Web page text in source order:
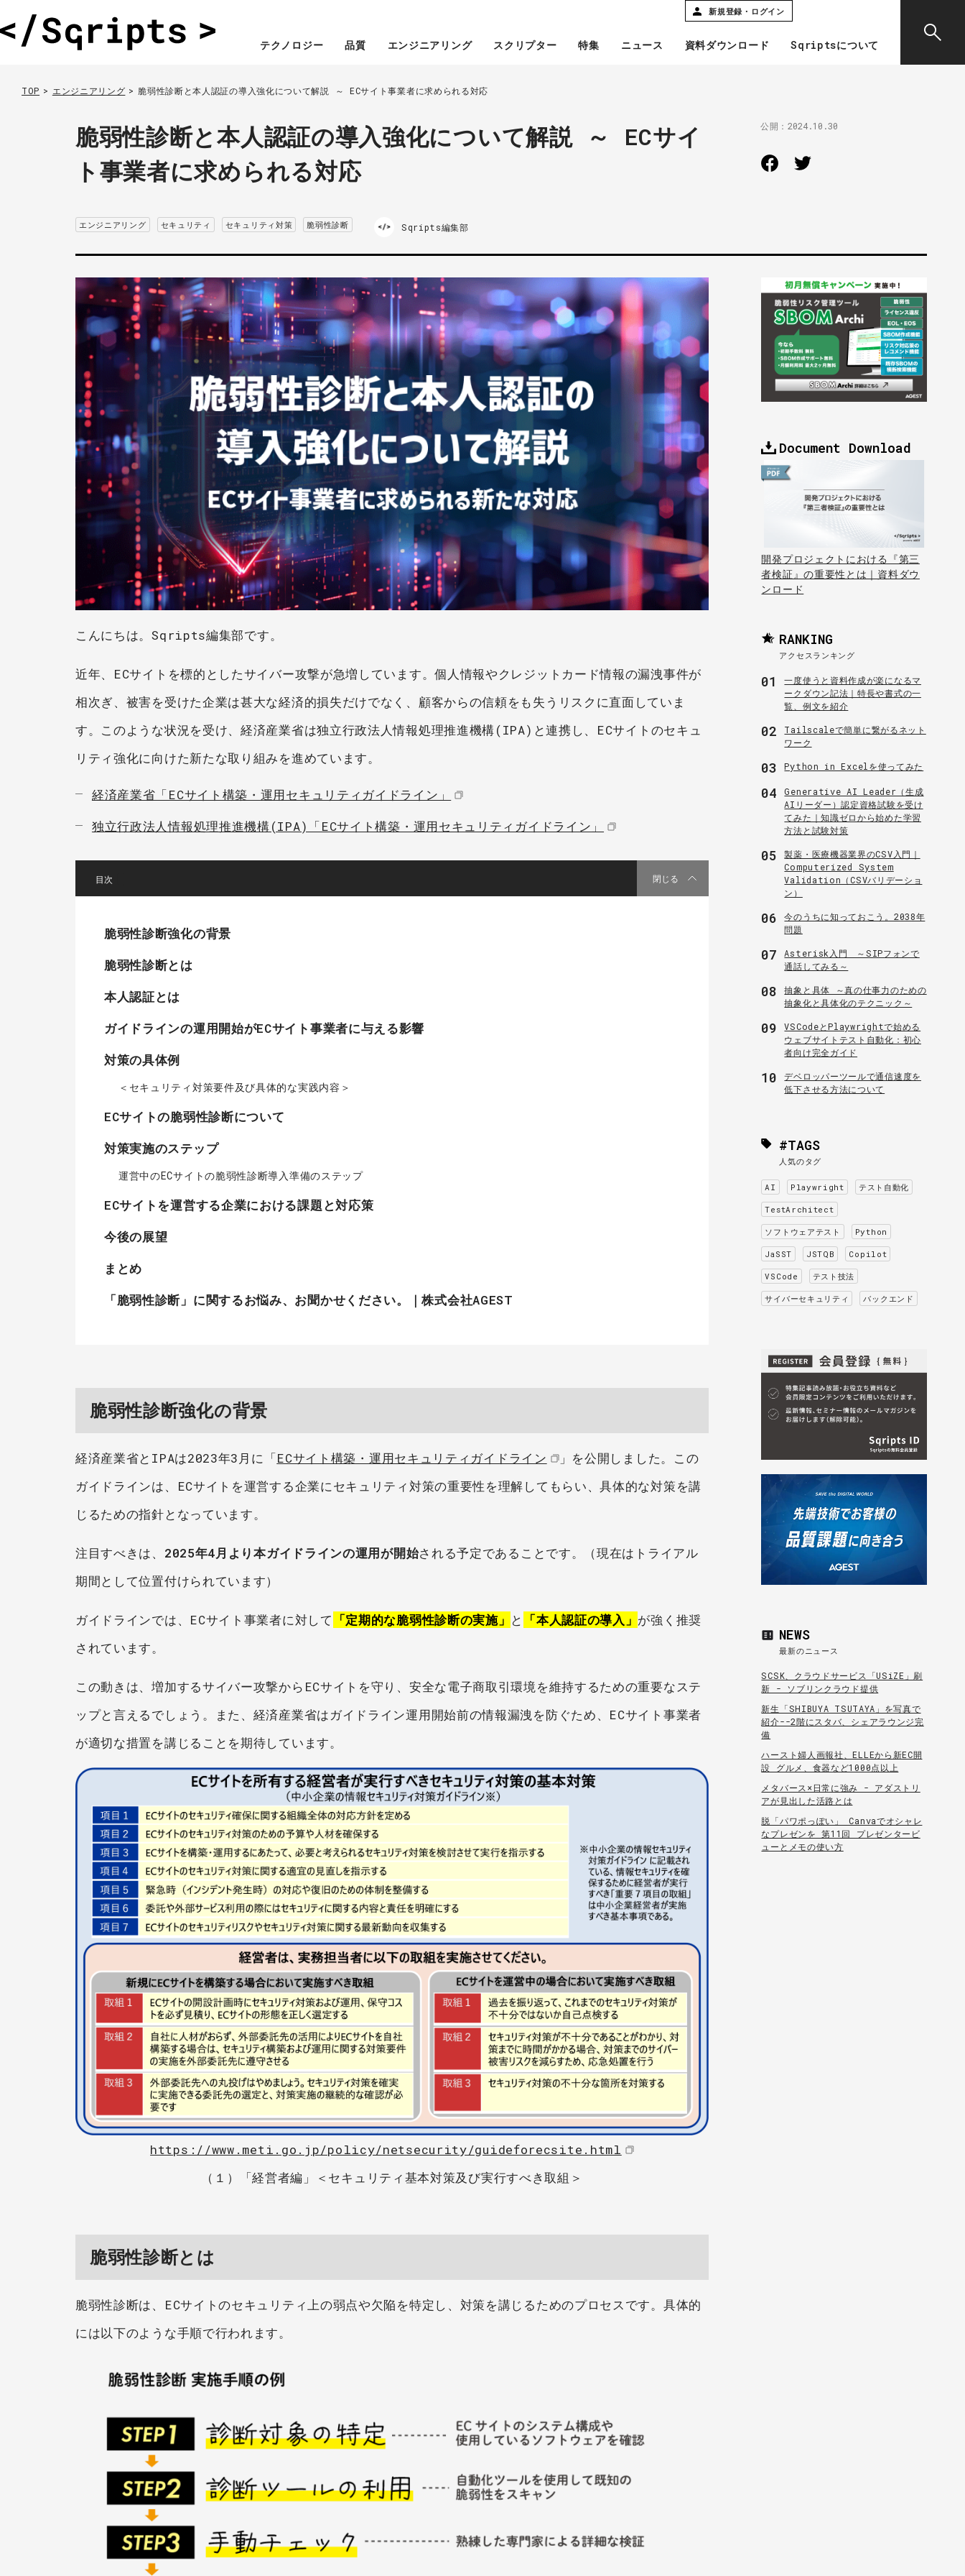
新規登録・ログイン
テクノロジー 品質 エンジニアリング スクリプター 特集 ニュース 資料ダウンロード Sqriptsについて
TOP エンジニアリング 脆弱性診断と本人認証の導入強化について解説 ～ ECサイト事業者に求められる対応
脆弱性診断と本人認証の導入強化について解説 ～ ECサイ
ト事業者に求められる対応
公開：2024.10.30
エンジニアリング セキュリティ セキュリティ対策 脆弱性診断 Sqripts編集部
こんにちは。Sqripts編集部です。
近年、ECサイトを標的としたサイバー攻撃が急増しています。個人情報やクレジットカード情報の漏洩事件が
相次ぎ、被害を受けた企業は甚大な経済的損失だけでなく、顧客からの信頼をも失うリスクに直面していま
す。このような状況を受け、経済産業省は独立行政法人情報処理推進機構(IPA)と連携し、ECサイトのセキュ
リティ強化に向けた新たな取り組みを進めています。
経済産業省「ECサイト構築・運用セキュリティガイドライン」
独立行政法人情報処理推進機構(IPA)「ECサイト構築・運用セキュリティガイドライン」
閉じる
脆弱性診断強化の背景
脆弱性診断とは
本人認証とは
ガイドラインの運用開始がECサイト事業者に与える影響
対策の具体例
＜セキュリティ対策要件及び具体的な実践内容＞
ECサイトの脆弱性診断について
対策実施のステップ
運営中のECサイトの脆弱性診断導入準備のステップ
ECサイトを運営する企業における課題と対応策
今後の展望
まとめ
「脆弱性診断」に関するお悩み、お聞かせください。｜株式会社AGEST
脆弱性診断強化の背景
経済産業省とIPAは2023年3月に「ECサイト構築・運用セキュリティガイドライン
」を公開しました。この
ガイドラインは、ECサイトを運営する企業にセキュリティ対策の重要性を理解してもらい、具体的な対策を講
じるための指針となっています。
注目すべきは、 2025年4月より本ガイドラインの運用が開始される予定であることです。（現在はトライアル
期間として位置付けられています）
ガイドラインでは、ECサイト事業者に対して 「定期的な脆弱性診断の実施」 と 「本人認証の導入」 が強く推奨
されています。
この動きは、増加するサイバー攻撃からECサイトを守り、安全な電子商取引環境を維持するための重要なステ
ップと言えるでしょう。また、経済産業省はガイドライン運用開始前の情報漏洩を防ぐため、ECサイト事業者
が適切な措置を講じることを期待しています。
https://www.meti.go.jp/policy/netsecurity/guideforecsite.html
（１）「経営者編」＜セキュリティ基本対策及び実行すべき取組＞
脆弱性診断とは
脆弱性診断は、ECサイトのセキュリティ上の弱点や欠陥を特定し、対策を講じるためのプロセスです。具体的
には以下のような手順で行われます。
Document Download
開発プロジェクトにおける『第三
者検証』の重要性とは｜資料ダウ
ンロード
RANKING
アクセスランキング
01
一度使うと資料作成が楽になるマ
ークダウン記法｜特長や書式の一
覧、例文を紹介
02
Tailscaleで簡単に繋がるネット
ワーク
03 Python in Excelを使ってみた
04
Generative AI Leader（生成
AIリーダー）認定資格試験を受け
てみた｜知識ゼロから始めた学習
方法と試験対策
05
製薬・医療機器業界のCSV入門｜
Computerized System
Validation（CSVバリデーショ
ン）
06
今のうちに知っておこう。2038年
問題
07
Asterisk入門 ～SIPフォンで
通話してみる～
08
抽象と具体 ～真の仕事力のための
抽象化と具体化のテクニック～
09
VSCodeとPlaywrightで始める
ウェブサイトテスト自動化：初心
者向け完全ガイド
10
デベロッパーツールで通信速度を
低下させる方法について
#TAGS
人気のタグ
AI Playwright テスト自動化
TestArchitect
ソフトウェアテスト Python
JaSST JSTQB Copilot
VSCode テスト技法
サイバーセキュリティ バックエンド
NEWS
最新のニュース
SCSK、クラウドサービス「USiZE」刷
新 - ソブリンクラウド提供
新生「SHIBUYA TSUTAYA」を写真で
紹介--2階にスタバ、シェアラウンジ完
備
ハースト婦人画報社、ELLEから新EC開
設 グルメ、食器など1000点以上
メタバース×日常に強み - アダストリ
アが見出した活路とは
脱「パワポっぽい」 Canvaでオシャレ
なプレゼンを 第11回 プレゼンタービ
ューとメモの使い方